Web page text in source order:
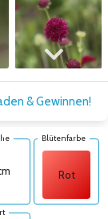
Zum nächsten Bild
& Gewinnen!
Blütenfarbe
Rot